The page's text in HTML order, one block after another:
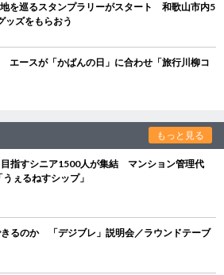
を巡るスタンプラリーがスタート 和歌山市内5
ッズをもらおう
エースが「かばんの日」に合わせ「旅行川柳コ
もっと見る
目指すシニア1500人が集結 マンション管理代
ぇるねすシップ」
るのか 「デジブレ」説明会／ラウンドテーブ